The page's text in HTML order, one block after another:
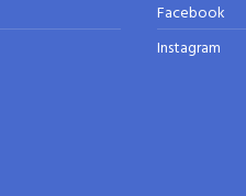
Facebook
Instagram